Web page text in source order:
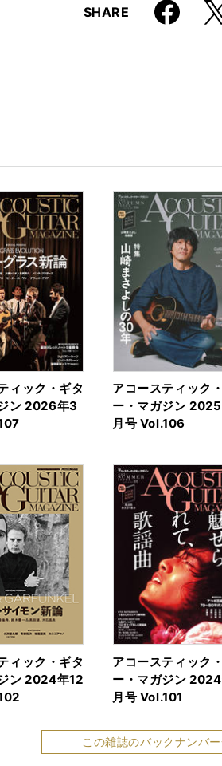
SHARE Faceboo
k
X
ィック・ギタ
ン 2026年3
アコースティック
ー・マガジン
月号 Vol.106
ィック・ギタ
ン 2024年12
アコースティック
ー・マガジン
月号 Vol.101
この雑誌のバックナンバ